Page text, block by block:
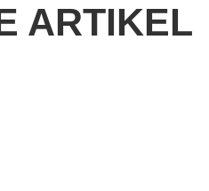
ARTIKEL